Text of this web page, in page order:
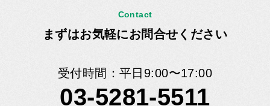
Contact
まずはお気軽にお問合せください
受付時間：平日9:00〜17:00
03-5281-5511